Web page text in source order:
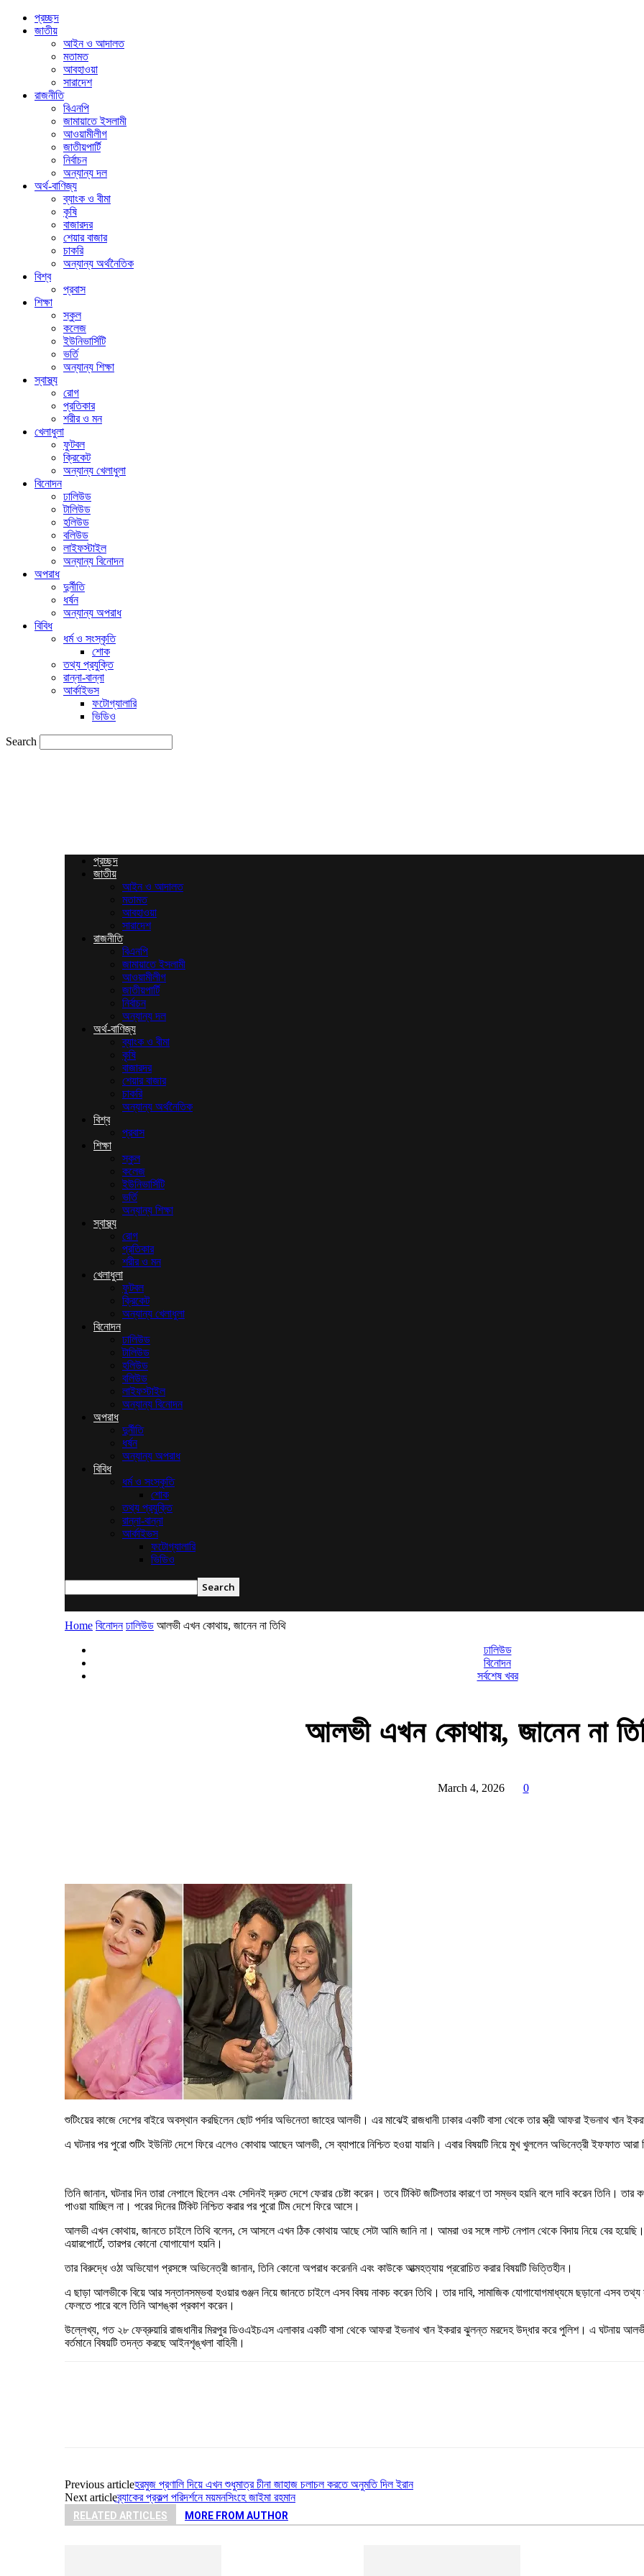
প্রচ্ছদ
জাতীয়
আইন ও আদালত
মতামত
আবহাওয়া
সারাদেশ
রাজনীতি
বিএনপি
জামায়াতে ইসলামী
আওয়ামীলীগ
জাতীয়পার্টি
নির্বাচন
অন্যান্য দল
অর্থ-বাণিজ্য
ব্যাংক ও বীমা
কৃষি
বাজারদর
শেয়ার বাজার
চাকরি
অন্যান্য অর্থনৈতিক
বিশ্ব
প্রবাস
শিক্ষা
স্কুল
কলেজ
ইউনিভার্সিটি
ভর্তি
অন্যান্য শিক্ষা
স্বাস্থ্য
রোগ
প্রতিকার
শরীর ও মন
খেলাধুলা
ফুটবল
ক্রিকেট
অন্যান্য খেলাধুলা
বিনোদন
ঢালিউড
টালিউড
হলিউড
বলিউড
লাইফস্টাইল
অন্যান্য বিনোদন
অপরাধ
দুর্নীতি
ধর্ষন
অন্যান্য অপরাধ
বিবিধ
ধর্ম ও সংস্কৃতি
শোক
তথ্য প্রযুক্তি
রান্না-বান্না
আর্কাইভস
ফটোগ্যালারি
ভিডিও
Search
প্রচ্ছদ
জাতীয়
আইন ও আদালত
মতামত
আবহাওয়া
সারাদেশ
রাজনীতি
বিএনপি
জামায়াতে ইসলামী
আওয়ামীলীগ
জাতীয়পার্টি
নির্বাচন
অন্যান্য দল
অর্থ-বাণিজ্য
ব্যাংক ও বীমা
কৃষি
বাজারদর
শেয়ার বাজার
চাকরি
অন্যান্য অর্থনৈতিক
বিশ্ব
প্রবাস
শিক্ষা
স্কুল
কলেজ
ইউনিভার্সিটি
ভর্তি
অন্যান্য শিক্ষা
স্বাস্থ্য
রোগ
প্রতিকার
শরীর ও মন
খেলাধুলা
ফুটবল
ক্রিকেট
অন্যান্য খেলাধুলা
বিনোদন
ঢালিউড
টালিউড
হলিউড
বলিউড
লাইফস্টাইল
অন্যান্য বিনোদন
অপরাধ
দুর্নীতি
ধর্ষন
অন্যান্য অপরাধ
বিবিধ
ধর্ম ও সংস্কৃতি
শোক
তথ্য প্রযুক্তি
রান্না-বান্না
আর্কাইভস
ফটোগ্যালারি
ভিডিও
Home বিনোদন ঢালিউড আলভী এখন কোথায়, জানেন না তিথি
ঢালিউড
বিনোদন
সর্বশেষ খবর
আলভী এখন কোথায়, জানেন না
March 4, 2026 0
শুটিংয়ের কাজে দেশের বাইরে অবস্থান করছিলেন ছোট পর্দার অভিনেতা জাহের আলভী। এর মাঝেই রাজধানী ঢাকার একটি বাসা থেকে তার স্ত্রী আফরা ইভনাথ খান
এ ঘটনার পর পুরো শুটিং ইউনিট দেশে ফিরে এলেও কোথায় আছেন আলভী, সে ব্যাপারে নিশ্চিত হওয়া যায়নি। এবার বিষয়টি নিয়ে মুখ খুললেন অভিনেত্রী ইফফাত
তিনি জানান, ঘটনার দিন তারা নেপালে ছিলেন এবং সেদিনই দ্রুত দেশে ফেরার চেষ্টা করেন। তবে টিকিট জটিলতার কারণে তা সম্ভব হয়নি বলে দাবি করেন তিনি।
পাওয়া যাচ্ছিল না। পরের দিনের টিকিট নিশ্চিত করার পর পুরো টিম দেশে ফিরে আসে।
আলভী এখন কোথায়, জানতে চাইলে তিথি বলেন, সে আসলে এখন ঠিক কোথায় আছে সেটা আমি জানি না। আমরা ওর সঙ্গে লাস্ট নেপাল থেকে বিদায় নিয়ে বের হয়েছি।
এয়ারপোর্টে, তারপর কোনো যোগাযোগ হয়নি।
তার বিরুদ্ধে ওঠা অভিযোগ প্রসঙ্গে অভিনেত্রী জানান, তিনি কোনো অপরাধ করেননি এবং কাউকে আত্মহত্যায় প্ররোচিত করার বিষয়টি ভিত্তিহীন।
এ ছাড়া আলভীকে বিয়ে আর সন্তানসম্ভবা হওয়ার গুঞ্জন নিয়ে জানতে চাইলে এসব বিষয় নাকচ করেন তিথি। তার দাবি, সামাজিক যোগাযোগমাধ্যমে ছড়ানো এসব
ফেলতে পারে বলে তিনি আশঙ্কা প্রকাশ করেন।
উল্লেখ্য, গত ২৮ ফেব্রুয়ারি রাজধানীর মিরপুর ডিওএইচএস এলাকার একটি বাসা থেকে আফরা ইভনাথ খান ইকরার ঝুলন্ত মরদেহ উদ্ধার করে পুলিশ। এ ঘটনায়
বর্তমানে বিষয়টি তদন্ত করছে আইনশৃঙ্খলা বাহিনী।
Previous articleহরমুজ প্রণালি দিয়ে এখন শুধুমাত্র চীনা জাহাজ চলাচল করতে অনুমতি দিল ইরান
Next articleব্র্যাকের প্রকল্প পরিদর্শনে ময়মনসিংহে জাইমা রহমান
RELATED ARTICLES MORE FROM AUTHOR